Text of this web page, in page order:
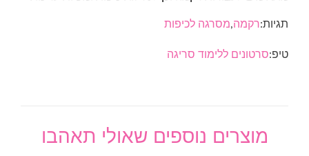
תגיות:רקמה,מסרגה לכיפות
טיפ:סרטונים ללימוד סריגה
מוצרים נוספים שאולי תאהבו